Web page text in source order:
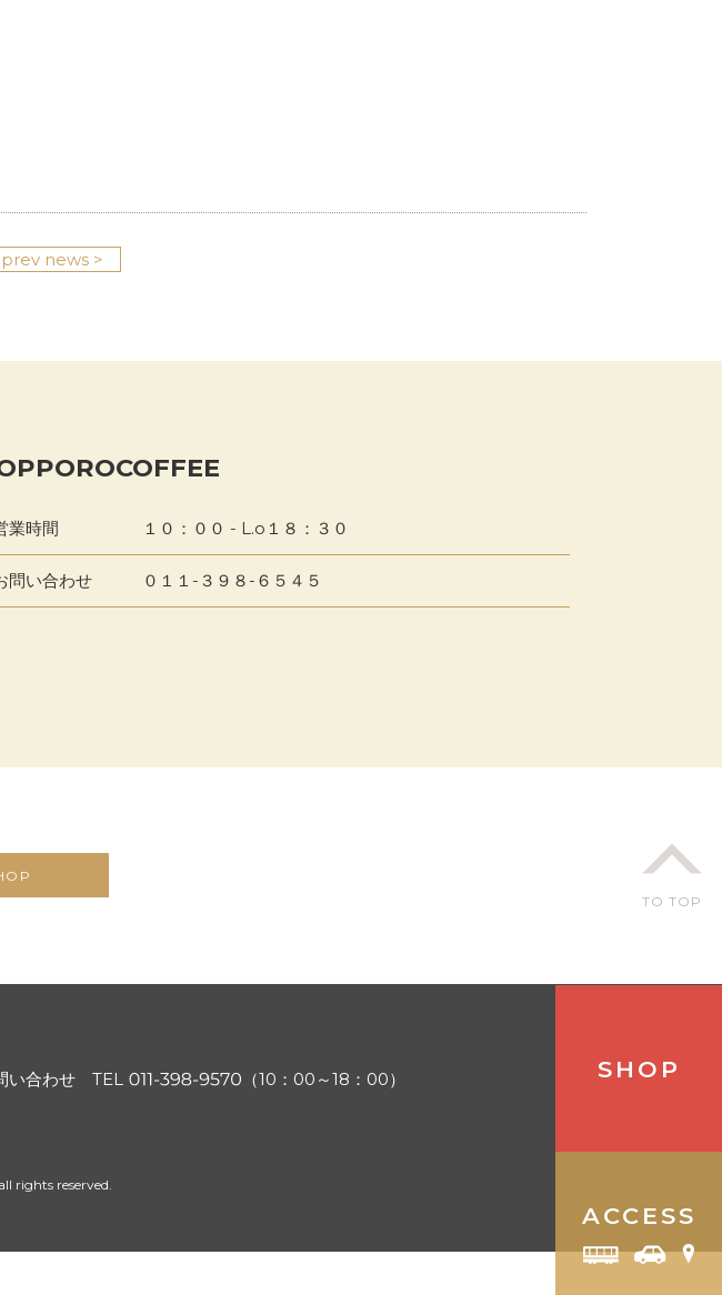
prev news >
業時間 １０：００ - L.o１８：３０
問い合わせ ０１１-３９８-６５４５
TO TOP
い合わせ TEL （10：00～18：00）
rights reserved.
SHOP
ACCESS